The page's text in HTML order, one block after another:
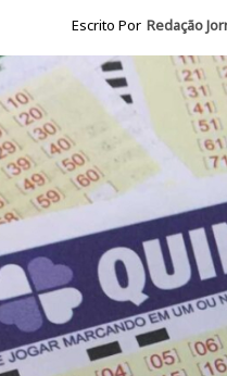
Escrito Por Redação